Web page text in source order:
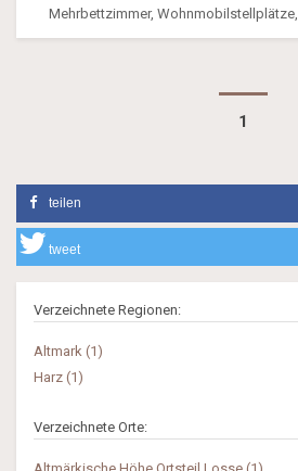
Mehrbettzimmer, Wohnmobilstellplätze,
1
teilen
tweet
Verzeichnete Regionen:
Altmark (1)
Harz (1)
Verzeichnete Orte: